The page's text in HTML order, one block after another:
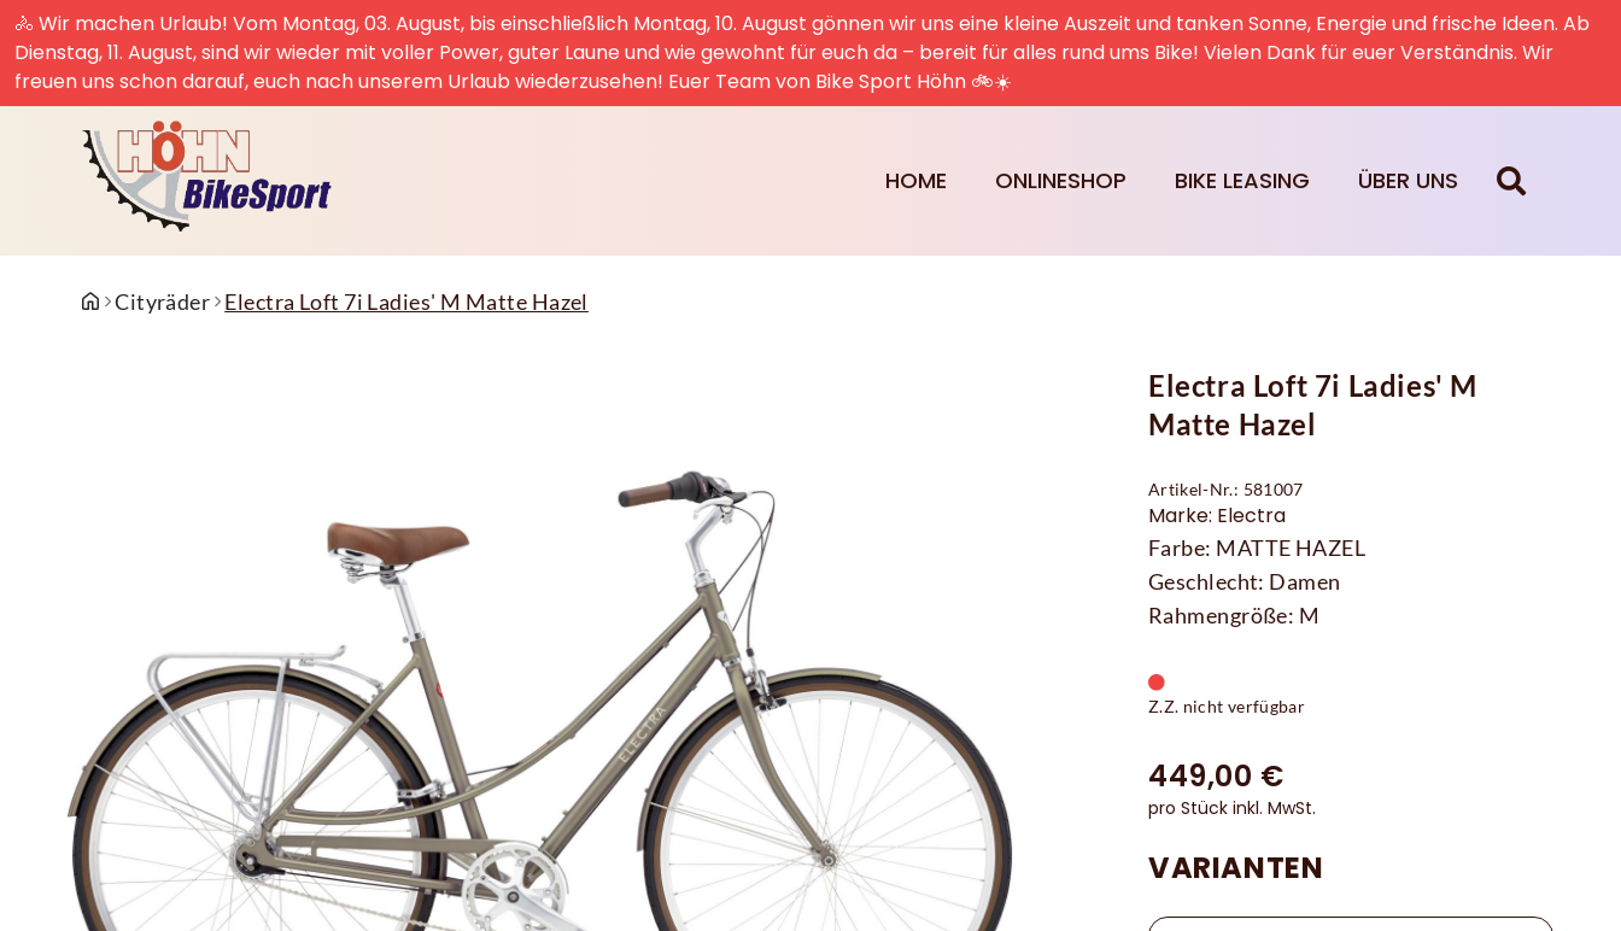
🚴 Wir machen Urlaub! Vom Montag, 03. August, bis einschließlich Montag, 10. August gönnen wir uns eine kleine Auszeit und tanken Sonne, Energie und frische Ideen. Ab
Dienstag, 11. August, sind wir wieder mit voller Power, guter Laune und wie gewohnt für euch da – bereit für alles rund ums Bike! Vielen Dank für euer Verständnis. Wir
freuen uns schon darauf, euch nach unserem Urlaub wiederzusehen! Euer Team von Bike Sport Höhn 🚲☀️
HOME ONLINESHOP BIKE LEASING ÜBER UNS
Cityräder Electra Loft 7i Ladies' M Matte Hazel
Electra Loft 7i Ladies' M
Matte Hazel
Artikel-Nr.: 581007
Marke: Electra
Farbe: MATTE HAZEL
Geschlecht: Damen
Rahmengröße: M
Z.Z. nicht verfügbar
449,00 €
pro Stück inkl. MwSt.
VARIANTEN